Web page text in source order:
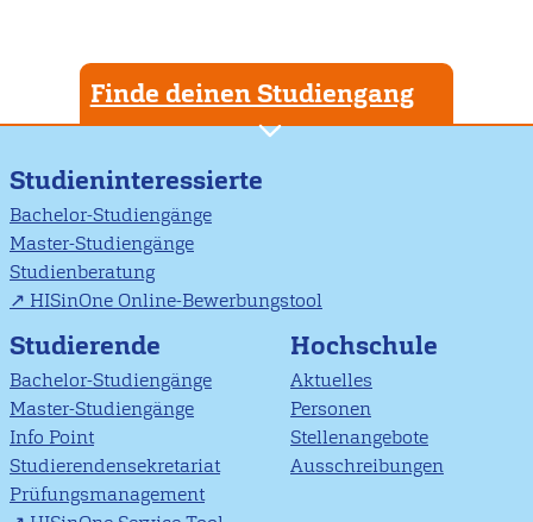
Finde deinen Studiengang
Studieninteressierte
Bachelor-Studiengänge
Master-Studiengänge
Studienberatung
HISinOne Online-Bewerbungstool
Studierende
Bachelor-Studiengänge
Master-Studiengänge
Info Point
Studierendensekretariat
Prüfungsmanagement
Hochschule
Aktuelles
Personen
Stellenangebote
Ausschreibungen